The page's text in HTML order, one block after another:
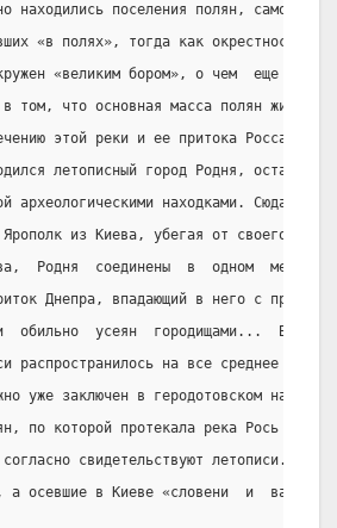
находились поселения полян, самое
«в полях», тогда как окрестности
«великим бором», о чем  еще
том, что основная масса полян жила к
этой реки и ее притока Россавы.
летописный город Родня, остатки
археологическими находками. Сюда в
из Киева, убегая от своего
Родня  соединены  в  одном  месте.
Днепра, впадающий в него с правой
обильно  усеян  городищами...  Быть
распространилось на все среднее
уже заключен в геродотовском
по которой протекала река Рось
свидетельствуют летописи. Не
а осевшие в Киеве «словени  и  варязи